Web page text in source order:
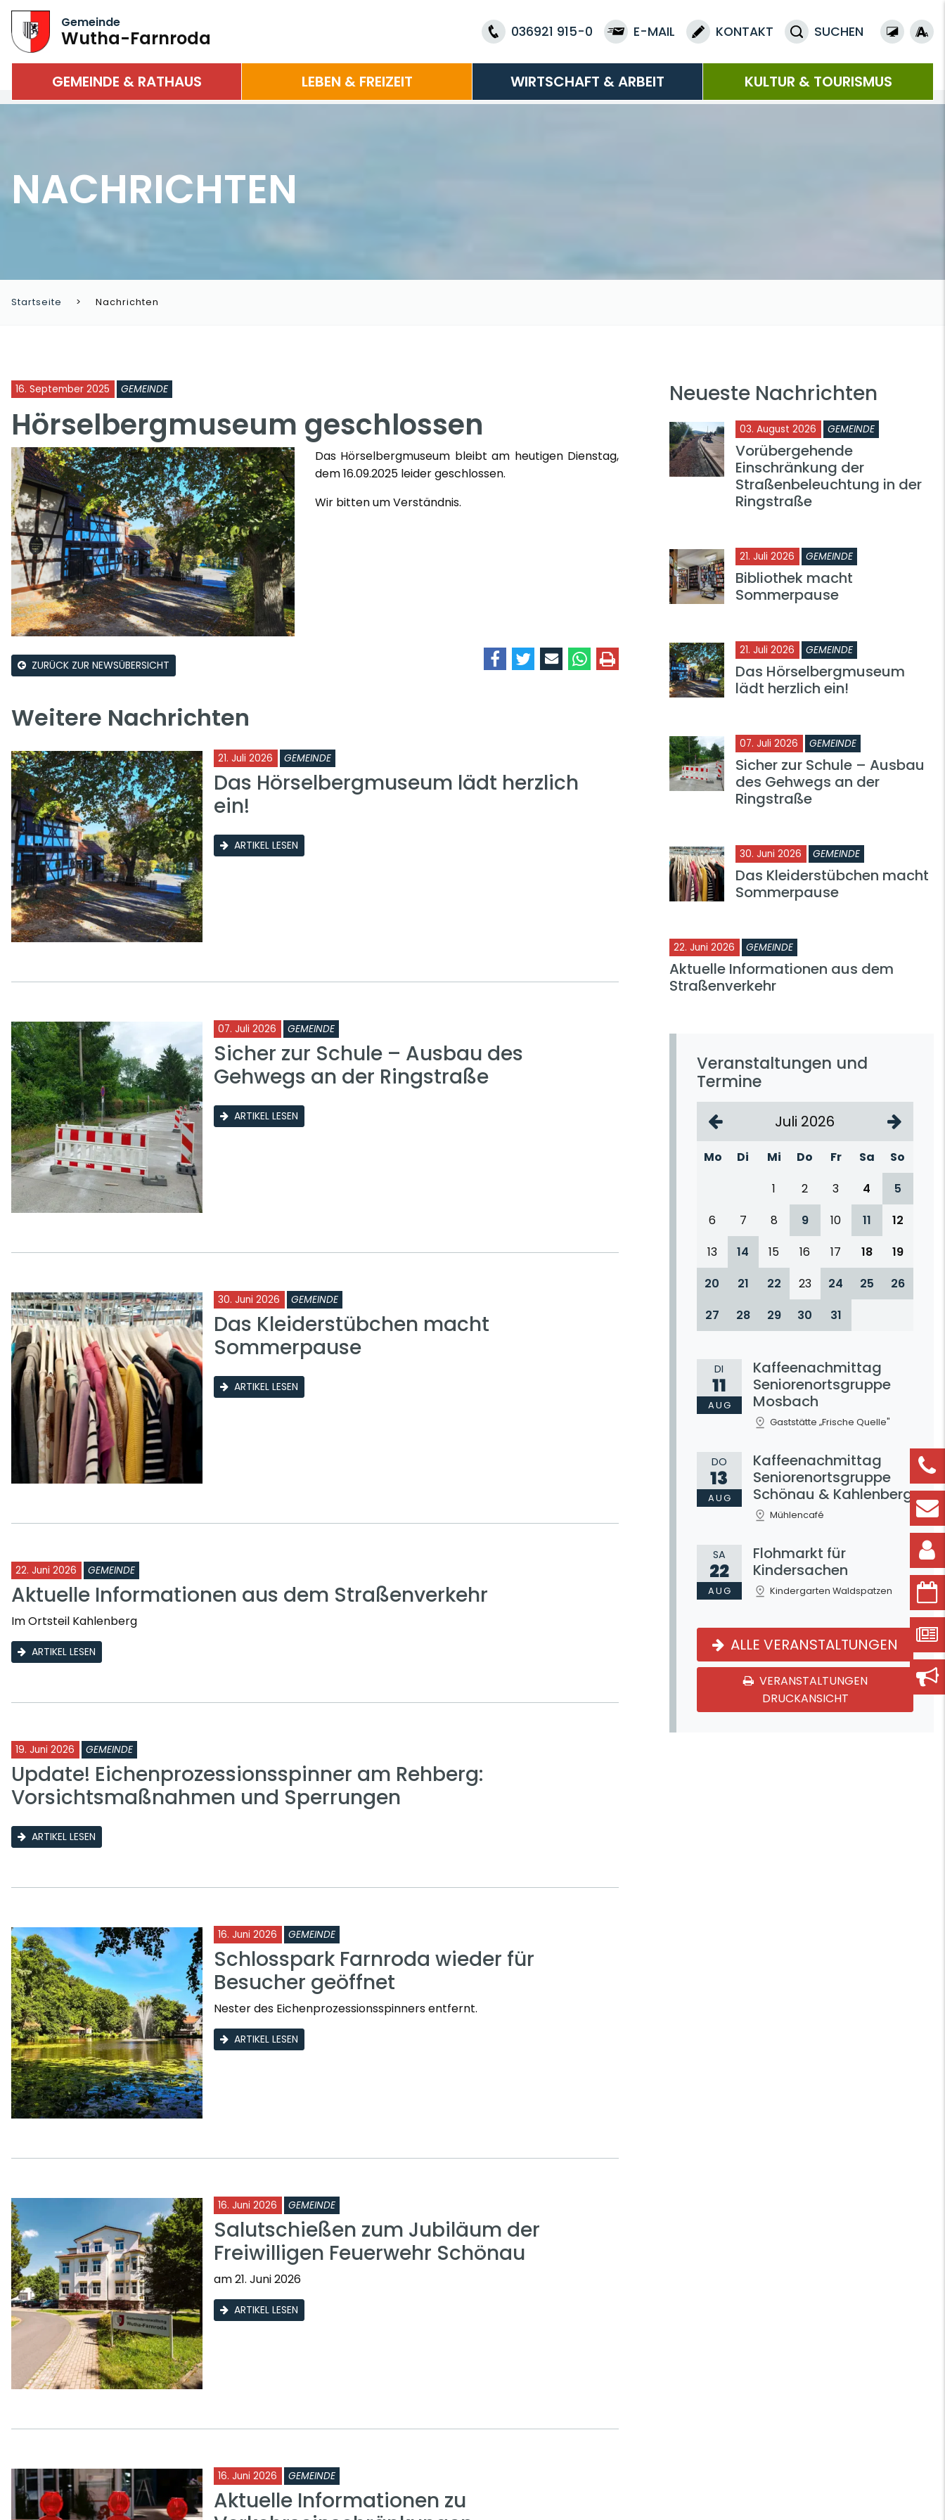
Gemeinde
Wutha-Farnroda 036921 915-0 E-MAIL KONTAKT SUCHEN
GEMEINDE & RATHAUS LEBEN & FREIZEIT WIRTSCHAFT & ARBEIT KULTUR & TOURISMUS
NACHRICHTEN
Startseite Nachrichten
16. September 2025 GEMEINDE
Hörselbergmuseum geschlossen
Das Hörselbergmuseum bleibt am heutigen Dienstag,
dem 16.09.2025 leider geschlossen.
Wir bitten um Verständnis.
ZURÜCK ZUR NEWSÜBERSICHT
Weitere Nachrichten
21. Juli 2026 GEMEINDE
Das Hörselbergmuseum lädt herzlich
ein!
ARTIKEL LESEN
07. Juli 2026 GEMEINDE
Sicher zur Schule – Ausbau des
Gehwegs an der Ringstraße
ARTIKEL LESEN
30. Juni 2026 GEMEINDE
Das Kleiderstübchen macht
Sommerpause
ARTIKEL LESEN
22. Juni 2026 GEMEINDE
Aktuelle Informationen aus dem Straßenverkehr
Im Ortsteil Kahlenberg
ARTIKEL LESEN
19. Juni 2026 GEMEINDE
Update! Eichenprozessionsspinner am Rehberg:
Vorsichtsmaßnahmen und Sperrungen
ARTIKEL LESEN
16. Juni 2026 GEMEINDE
Schlosspark Farnroda wieder für
Besucher geöffnet
Nester des Eichenprozessionsspinners entfernt.
ARTIKEL LESEN
16. Juni 2026 GEMEINDE
Salutschießen zum Jubiläum der
Freiwilligen Feuerwehr Schönau
am 21. Juni 2026
ARTIKEL LESEN
16. Juni 2026 GEMEINDE
Aktuelle Informationen zu
Neueste Nachrichten
03. August 2026 GEMEINDE
Vorübergehende
Einschränkung der
Straßenbeleuchtung in der
Ringstraße
21. Juli 2026 GEMEINDE
Bibliothek macht
Sommerpause
21. Juli 2026 GEMEINDE
Das Hörselbergmuseum
lädt herzlich ein!
07. Juli 2026 GEMEINDE
Sicher zur Schule – Ausbau
des Gehwegs an der
Ringstraße
30. Juni 2026 GEMEINDE
Das Kleiderstübchen macht
Sommerpause
22. Juni 2026 GEMEINDE
Aktuelle Informationen aus dem
Straßenverkehr
Veranstaltungen und
Termine
Juli 2026
Mo Di Mi Do Fr Sa
So
1
2 3 4
5
6
7 8 9 10 11
12
13
14 15 16 17 18
19
20
21 22 23 24 25
26
27
28 29 30 31
DI
11
AUG
Kaffeenachmittag
Seniorenortsgruppe
Mosbach
Gaststätte „Frische Quelle"
DO
13
AUG
Kaffeenachmittag
Seniorenortsgruppe
Schönau & Kahlenberg
Mühlencafé
SA
22
AUG
Flohmarkt für
Kindersachen
Kindergarten Waldspatzen
ALLE VERANSTALTUNGEN
VERANSTALTUNGEN
DRUCKANSICHT